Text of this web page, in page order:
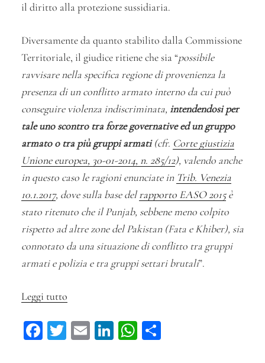
il diritto alla protezione sussidiaria.
Diversamente da quanto stabilito dalla Commissione
Territoriale, il giudice ritiene che sia “possibile
ravvisare nella specifica regione di provenienza la
presenza di un conflitto armato interno da cui può
conseguire violenza indiscriminata, intendendosi per
tale uno scontro tra forze governative ed un gruppo
armato o tra più gruppi armati(cfr. Corte giustizia
Unione europea, 30-01-2014, n. 285/12), valendo anche
in questo caso le ragioni enunciate in Trib. Venezia
10.1.2017, dove sulla base delrapporto EASO 2015è
stato ritenuto che il Punjab, sebbene meno colpito
rispetto ad altre zone del Pakistan (Fata e Khiber), sia
connotato da una situazione di conflitto tra gruppi
armati e polizia e tra gruppi settari brutali”.
Leggi tutto
tra
Fa T
E
Li W